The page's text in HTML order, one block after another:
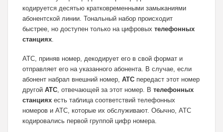
кодируется десятью кратковременными замыканиями
абонентской линии. Тональный набор происходит
быстрее, но доступен только на цифровых телефонных
станциях.
АТС, приняв номер, декодирует его в свой формат и
отправляет его на указанного абонента. В случае, если
абонент набрал внешний номер, АТС передаст этот номер
другой АТС, отвечающей за этот номер. В телефонных
станциях есть таблица соответствий телефонных
номеров и АТС, которые их обслуживают. Обычно, АТС
кодировались первой группой цифр номера.